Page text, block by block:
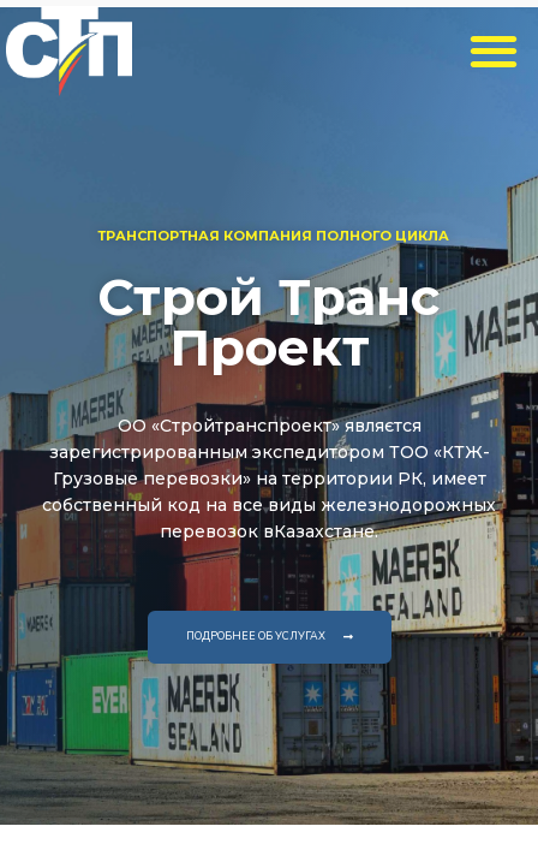
Перейти
к
содержимому
M
e
n
ТРАНСПОРТНАЯ КОМПАНИЯ ПОЛНОГО ЦИКЛА
Строй Транс
Проект
ОО «Стройтранспроект» являєтся
зарегистрированным экспедитором ТОО «КТЖ-
Грузовые перевозки» на территории РК, имеет
собственный код на все виды железнодорожных
перевозок вКазахстане.
ПОДРОБНЕЕ ОБ УСЛУГАХ